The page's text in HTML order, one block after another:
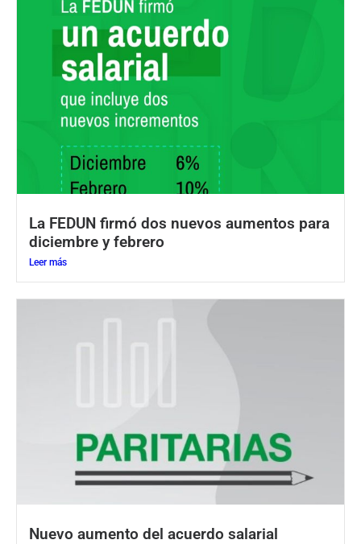
La FEDUN firmó dos nuevos aumentos para
diciembre y febrero
Leer más
Nuevo aumento del acuerdo salarial